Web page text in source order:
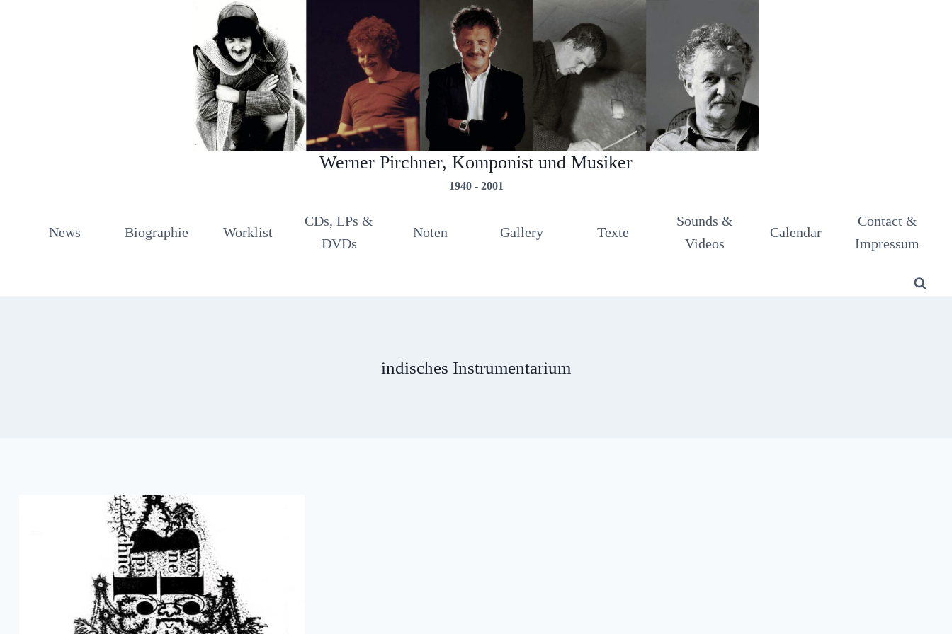
Werner Pirchner, Komponist und Musiker
1940 - 2001
News Biographie Worklist
CDs, LPs &
DVDs
Noten Gallery Texte
Sounds &
Videos
Calendar
Contact &
Impressum
indisches Instrumentarium